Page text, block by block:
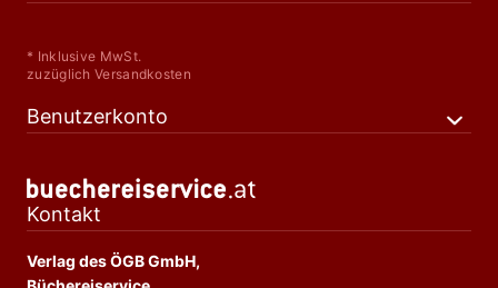
* Inklusive MwSt.
zuzüglich Versandkosten
Benutzerkonto
Kontakt
Verlag des ÖGB GmbH,